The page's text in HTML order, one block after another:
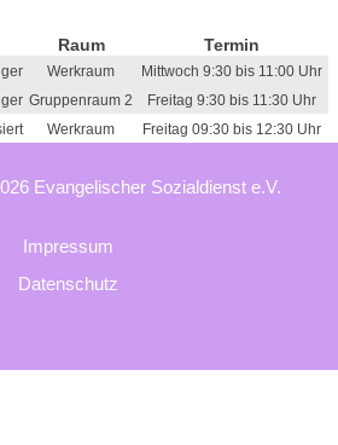
Raum Termin
Werkraum
Mittwoch 9:30 bis 11:00 Uhr
Gruppenraum 2
Freitag 9:30 bis 11:30 Uhr
Werkraum Freitag 09:30 bis 12:30 Uhr
Evangelischer Sozialdienst e.V.
Impressum
Datenschutz